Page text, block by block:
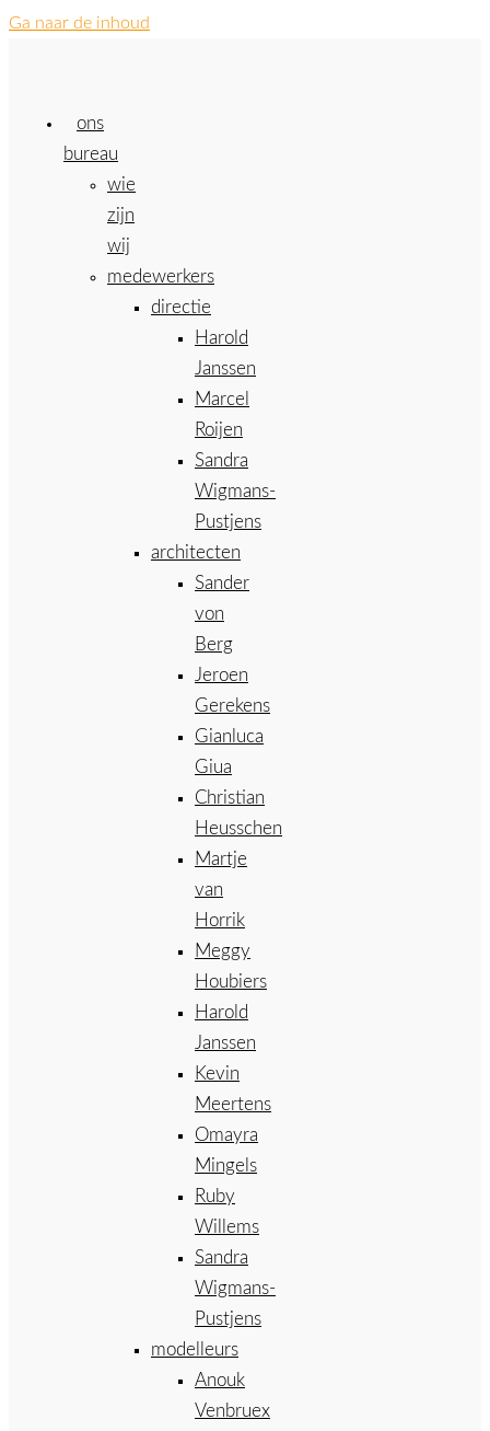
Ga naar de inhoud
ons
bureau
wie
zijn
wij
medewerkers
directie
Harold
Janssen
Marcel
Roijen
Sandra
Wigmans-
Pustjens
architecten
Sander
von
Berg
Jeroen
Gerekens
Gianluca
Giua
Christian
Heusschen
Martje
van
Horrik
Meggy
Houbiers
Harold
Janssen
Kevin
Meertens
Omayra
Mingels
Ruby
Willems
Sandra
Wigmans-
Pustjens
modelleurs
Anouk
Venbruex